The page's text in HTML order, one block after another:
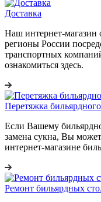
Доставка
Наш интернет-магазин
регионы России
транспортных
ознакомиться здесь.
Перетяжка
Если Вашему
замена сукна, Вы
интернет-магазине
Ремонт бильярдных